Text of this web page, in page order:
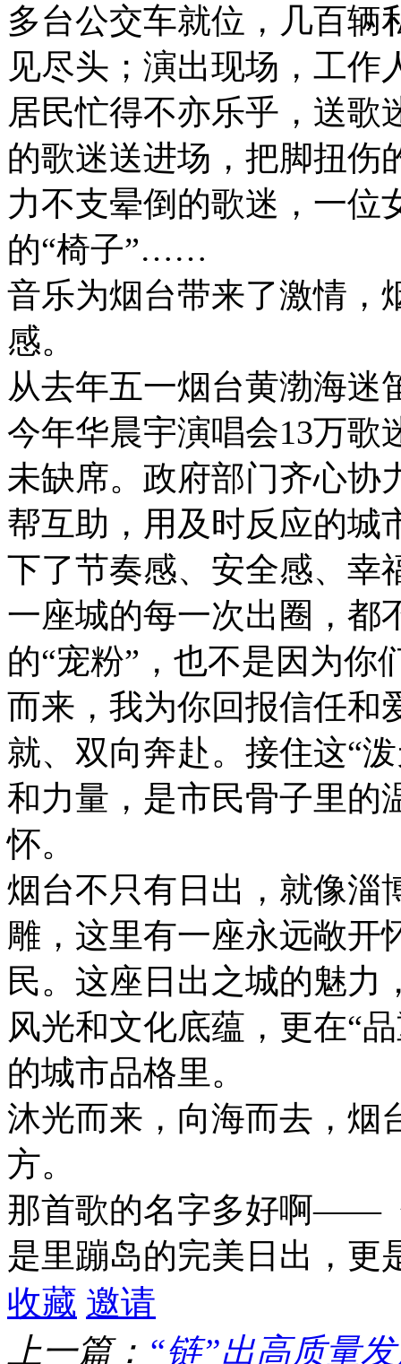
多台公交车就位，几百辆
见尽头；演出现场，工作
居民忙得不亦乐乎，送歌
的歌迷送进场，把脚扭伤
力不支晕倒的歌迷，一位
的“椅子”……
音乐为烟台带来了激情，
感。
从去年五一烟台黄渤海迷
今年华晨宇演唱会13万歌
未缺席。政府部门齐心协
帮互助，用及时反应的城
下了节奏感、安全感、幸
一座城的每一次出圈，都
的“宠粉”，也不是因为你
而来，我为你回报信任和
就、双向奔赴。接住这“
和力量，是市民骨子里的
怀。
烟台不只有日出，就像淄
雕，这里有一座永远敞开
民。这座日出之城的魅力
风光和文化底蕴，更在“
的城市品格里。
沐光而来，向海而去，烟
方。
那首歌的名字多好啊——
是里蹦岛的完美日出，更
收藏 邀请
上一篇： “链”出高质量